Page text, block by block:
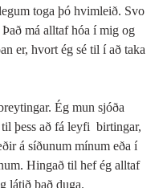
toga þó hvimleið. Svo
má alltaf hóa í mig og
er, hvort ég sé til í að taka
Ég mun sjóða
þess að fá leyfi  birtingar,
á síðunum mínum eða í
Hingað til hef ég alltaf
látið það duga.